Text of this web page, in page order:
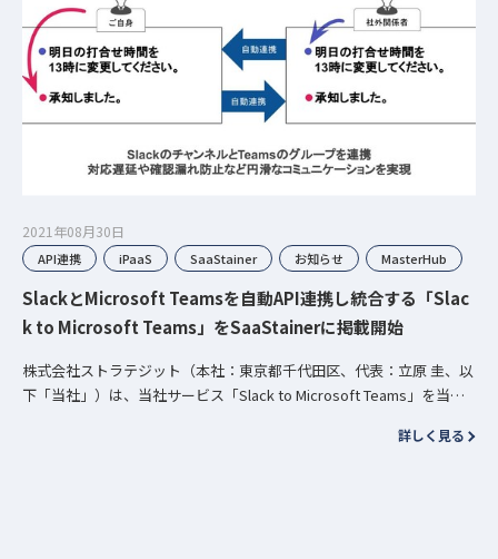
2021年08月30日
API連携 iPaaS SaaStainer お知らせ MasterHub
SlackとMicrosoft Teamsを自動API連携し統合する「Slac
k to Microsoft Teams」をSaaStainerに掲載開始
株式会社ストラテジット（本社：東京都千代田区、代表：立原 圭、以
下「当社」）は、当社サービス「Slack to Microsoft Teams」を当社
詳しく見る